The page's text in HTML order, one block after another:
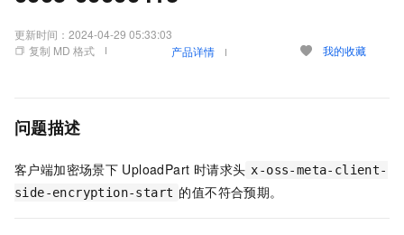
更新时间： 2024-04-29 05:33:03
复制 MD 格式
产品详情 我的收藏
问题描述
客户端加密场景下 UploadPart 时请求头 x-oss-meta-client-
side-encryption-start 的值不符合预期。